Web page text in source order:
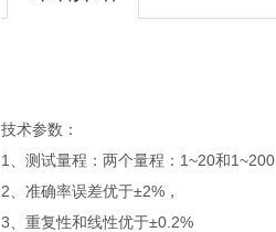
技术参数：
1、测试量程：两个量程：1~20和1~200
2、准确率误差优于±2%，
3、重复性和线性优于±0.2%